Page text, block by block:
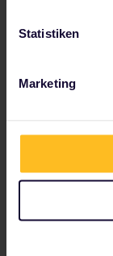
Statistiken
Marketing